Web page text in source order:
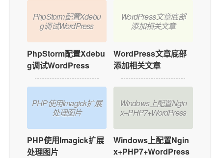
PhpStorm配置Xdebu
g调试WordPress
PhpStorm配置Xdebu
g调试WordPress
PHP使用Imagick扩展
处理图片
PHP使用Imagick扩展
处理图片
WordPress文章底部
添加相关文章
WordPress文章底部
添加相关文章
Windows上配置Ngin
x+PHP7+WordPress
Windows上配置Ngin
x+PHP7+WordPress